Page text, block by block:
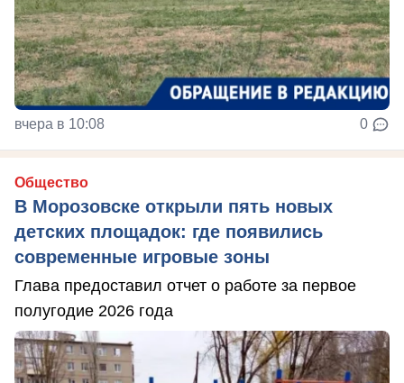
вчера в 10:08 0
Общество
В Морозовске открыли пять новых
детских площадок: где появились
современные игровые зоны
Глава предоставил отчет о работе за первое
полугодие 2026 года